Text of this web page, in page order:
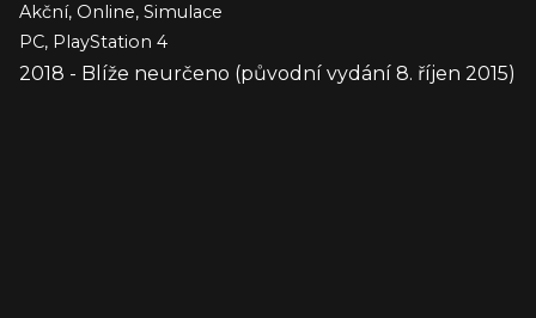
Akční, Online, Simulace
PC, PlayStation 4
2018 - Blíže neurčeno (původní vydání 8. říjen 2015)